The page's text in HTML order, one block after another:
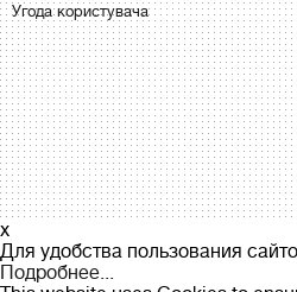
Угода користувача
x
Для удобства пользования
Подробнее...